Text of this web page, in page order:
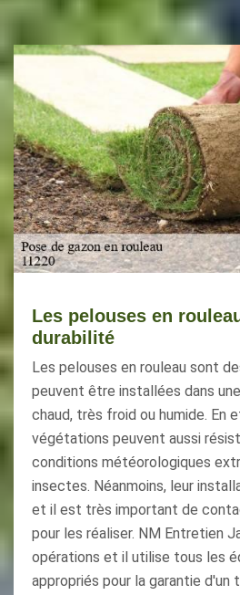
Les pelouses en
durabilité
Les pelouses en rouleau sont
peuvent être installées dans
chaud, très froid ou humide. En
végétations peuvent aussi
conditions météorologiques
insectes. Néanmoins, leur
et il est très important de
pour les réaliser. NM Entretien
opérations et il utilise tous les
appropriés pour la garantie d'un